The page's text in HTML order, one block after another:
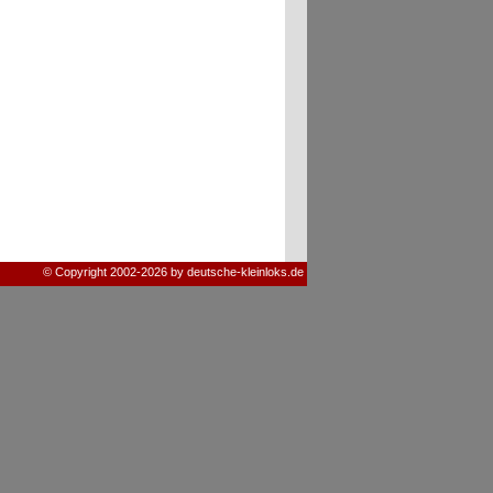
© Copyright 2002-2026 by deutsche-kleinloks.de